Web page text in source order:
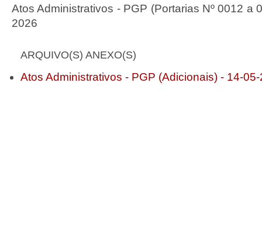
Atos Administrativos - PGP (Portarias Nº 0012 a
2026
ARQUIVO(S) ANEXO(S)
Atos Administrativos - PGP (Adicionais) - 14-